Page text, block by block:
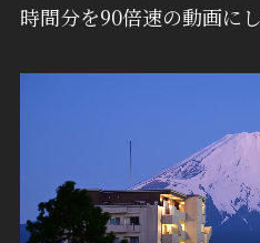
時間分を90倍速の動画に